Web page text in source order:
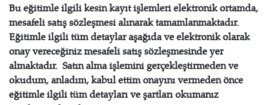
Bu eğitimle ilgili kesin kayıt işlemleri elektronik ortamda,
mesafeli satış sözleşmesi alınarak tamamlanmaktadır.
Eğitimle ilgili tüm detaylar aşağıda ve elektronik olarak
onay vereceğiniz mesafeli satış sözleşmesinde yer
almaktadır. Satın alma işlemini gerçekleştirmeden ve
okudum, anladım, kabul ettim onayını vermeden önce
eğitimle ilgili tüm detayları ve şartları okumanız